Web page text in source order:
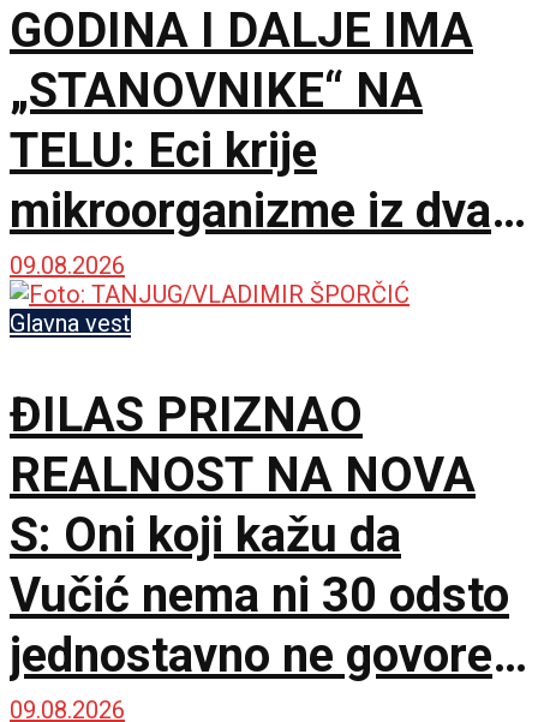
GODINA I DALJE IMA
„STANOVNIKE“ NA
TELU: Eci krije
mikroorganizme iz dva
potpuno različita sveta
09.08.2026
Glavna vest
ĐILAS PRIZNAO
REALNOST NA NOVA
S: Oni koji kažu da
Vučić nema ni 30 odsto
jednostavno ne govore
09.08.2026